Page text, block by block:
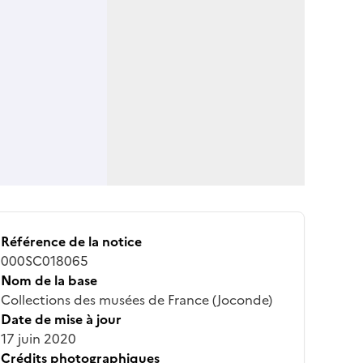
Référence de la notice
000SC018065
Nom de la base
Collections des musées de France (Joconde)
Date de mise à jour
17 juin 2020
Crédits photographiques